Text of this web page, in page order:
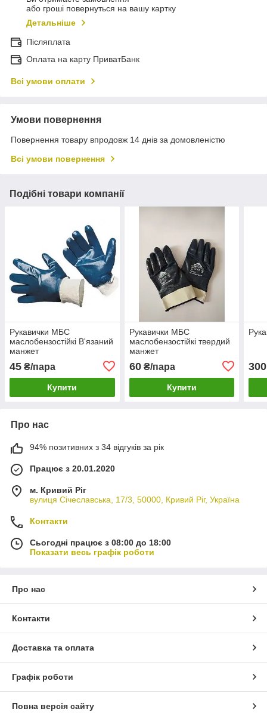
або гроші повернуться на вашу картку
Детальніше
Післяплата
Оплата на карту ПриватБанк
Всі умови оплати
Умови повернення
Повернення товару впродовж 14 днів за домовленістю
Всі умови повернення
Подібні товари компанії
Рукавички МБС
маслобензостійкі В'язаний
манжет
45 ₴/пара
Купити
Рукавички МБС
маслобензостійкі твердий
манжет
60₴/пара
Купити
300
Про нас
94% позитивних з 34 відгуків за рік
Працює з 20.01.2020
м. Кривий Ріг
вулиця Січеславська, 17/3, 50000, Кривий Ріг, Україна
Контакти
Сьогодні працює з 08:00 до 18:00
Показати весь графік роботи
Про нас
Контакти
Доставка та оплата
Графік роботи
Повна версія сайту